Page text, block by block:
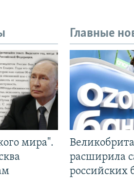
мира".
Главные
расширила
российских